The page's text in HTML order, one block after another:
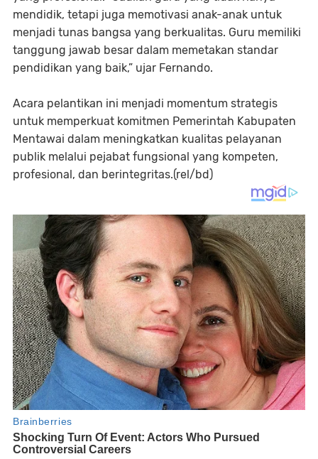
mendidik, tetapi juga memotivasi anak-anak untuk
menjadi tunas bangsa yang berkualitas. Guru memiliki
tanggung jawab besar dalam memetakan standar
pendidikan yang baik,” ujar Fernando.
Acara pelantikan ini menjadi momentum strategis
untuk memperkuat komitmen Pemerintah Kabupaten
Mentawai dalam meningkatkan kualitas pelayanan
publik melalui pejabat fungsional yang kompeten,
profesional, dan berintegritas.(rel/bd)